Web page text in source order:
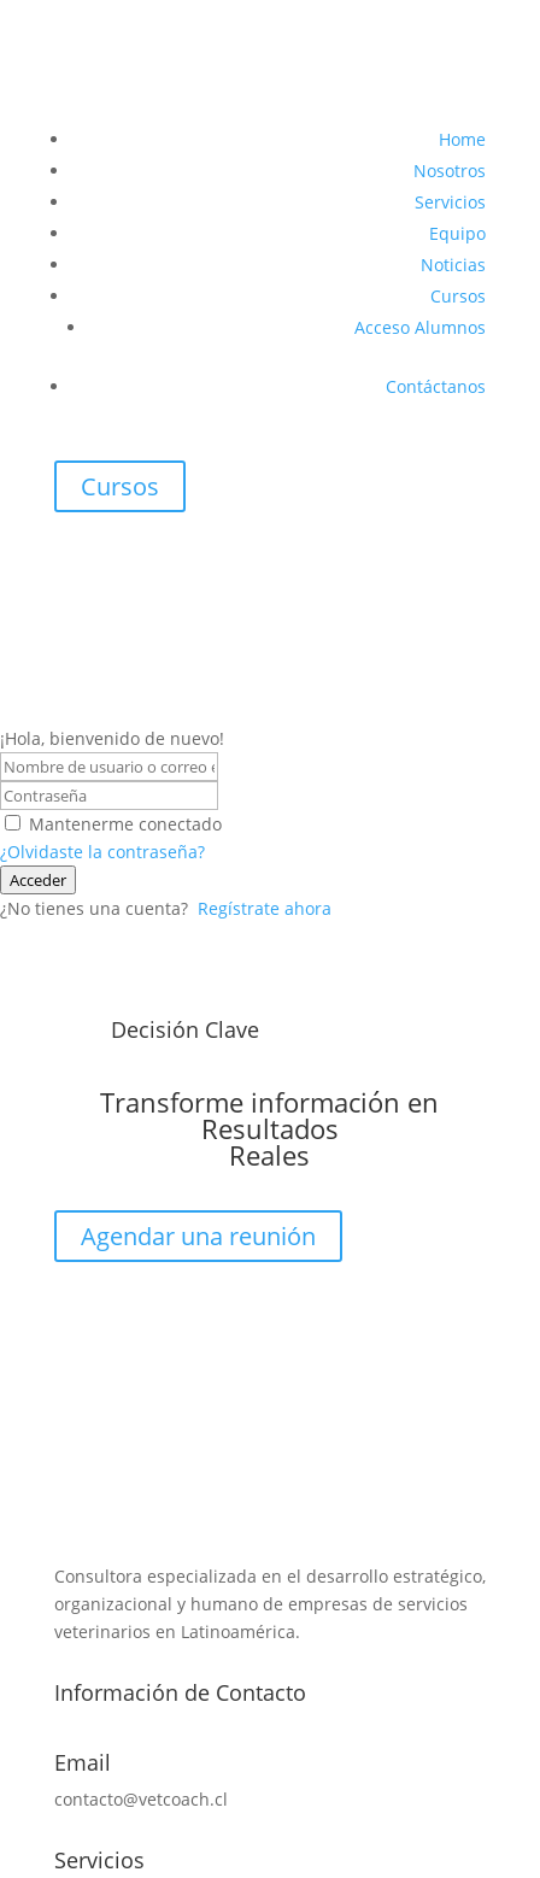
Home
Nosotros
Servicios
Equipo
Noticias
Cursos
Acceso Alumnos
Contáctanos
Cursos
¡Hola, bienvenido de nuevo!
Mantenerme conectado
¿Olvidaste la contraseña?
Acceder
¿No tienes una cuenta? Regístrate ahora
Decisión Clave
Transforme información en
Resultados
Reales
Agendar una reunión
Consultora especializada en el desarrollo estratégico,
organizacional y humano de empresas de servicios
veterinarios en Latinoamérica.
Información de Contacto
Email
contacto@vetcoach.cl
Servicios